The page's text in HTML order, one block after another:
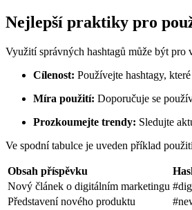
Nejlepší praktiky pro
Využití správných hashtagů může být
Cílenost: Používejte hashtagy,
Míra použití: Doporučuje se
Prozkoumejte trendy: Sledujte
Ve spodní tabulce je uveden příklad
Obsah příspěvku
Nový článek o digitálním marketingu
Představení nového produktu